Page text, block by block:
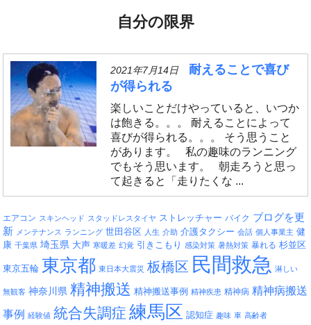
自分の限界
2021年7月14日
耐えることで喜び
が得られる
楽しいことだけやっていると、いつか
は飽きる。。。 耐えることによって
喜びが得られる。。。 そう思うこと
があります。 私の趣味のランニング
でもそう思います。 朝走ろうと思っ
て起きると「走りたくな ...
エアコン スキンヘッド スタッドレスタイヤ ストレッチャー バイク ブログを更
新 メンテナンス ランニング 世田谷区 人生 介助 介護タクシー 会話 個人事業主 健
康 千葉県 埼玉県 大声 寒暖差 幻覚 引きこもり 感染対策 暑熱対策 暴れる 杉並区
東京五輪 東京都 東日本大震災 板橋区 民間救急 淋しい
無観客 神奈川県 精神搬送 精神搬送事例 精神疾患 精神病 精神病搬送
事例
経験値 統合失調症 練馬区 認知症 趣味 車 高齢者